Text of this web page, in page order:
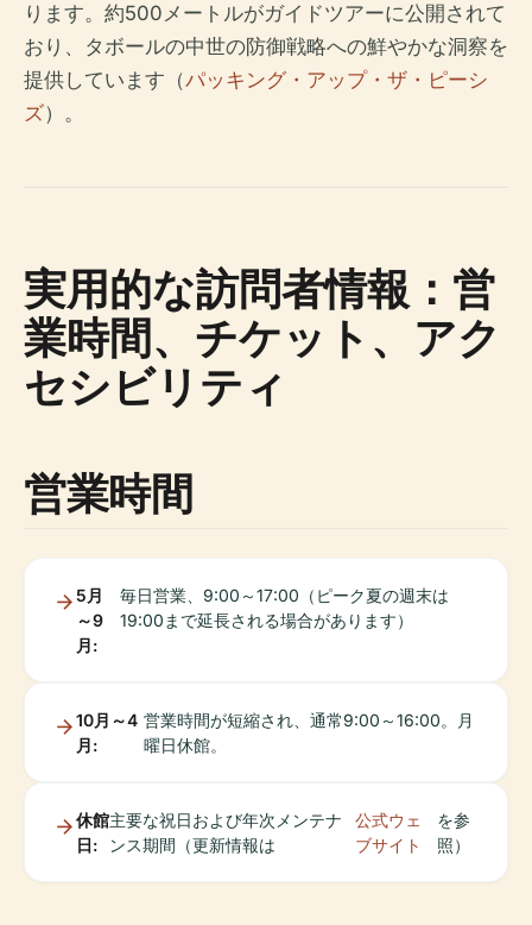
ります。約500メートルがガイドツアーに公開されて
おり、タボールの中世の防御戦略への鮮やかな洞察を
提供しています（パッキング・アップ・ザ・ピーシ
ズ）。
実用的な訪問者情報：営
業時間、チケット、アク
セシビリティ
営業時間
5月
～9
月:
毎日営業、9:00～17:00（ピーク夏の週末は
19:00まで延長される場合があります）
10月～4
月:
営業時間が短縮され、通常9:00～16:00。月
曜日休館。
休館
日:
主要な祝日および年次メンテナ
ンス期間（更新情報は
公式ウェ
ブサイト
を参
照）